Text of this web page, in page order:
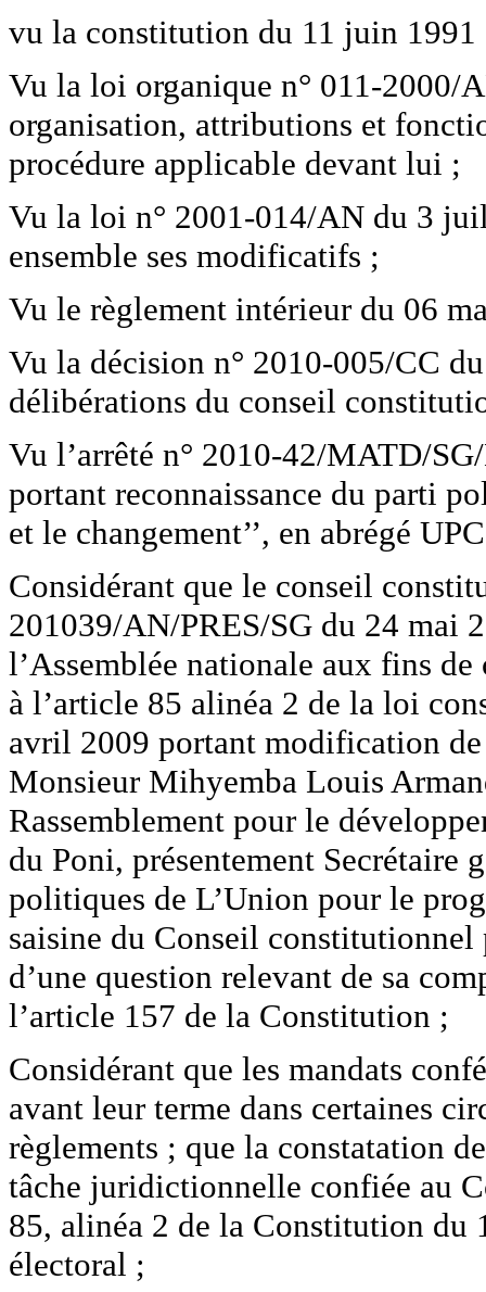
vu la constitution du 11 juin 1991
Vu la loi organique n° 011-2000/
organisation, attributions et
procédure applicable devant lui ;
Vu la loi n° 2001-014/AN du 3
ensemble ses modificatifs ;
Vu le règlement intérieur du 06
Vu la décision n° 2010-005/CC
délibérations du conseil
Vu l’arrêté n° 2010-42/MATD/
portant reconnaissance du parti
et le changement’’, en abrégé
Considérant que le conseil
201039/AN/PRES/SG du 24 mai
l’Assemblée nationale aux fins
à l’article 85 alinéa 2 de la loi
avril 2009 portant modification
Monsieur Mihyemba Louis
Rassemblement pour le
du Poni, présentement Secrétaire
politiques de L’Union pour le
saisine du Conseil
d’une question relevant de sa
l’article 157 de la Constitution ;
Considérant que les mandats
avant leur terme dans certaines
règlements ; que la constatation
tâche juridictionnelle confiée au
85, alinéa 2 de la Constitution du
électoral ;